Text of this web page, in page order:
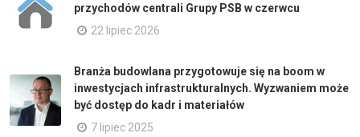
przychodów centrali Grupy PSB w czerwcu
22 lipiec 2026
Branża budowlana przygotowuje się na boom w
inwestycjach infrastrukturalnych. Wyzwaniem może
być dostęp do kadr i materiałów
7 lipiec 2025